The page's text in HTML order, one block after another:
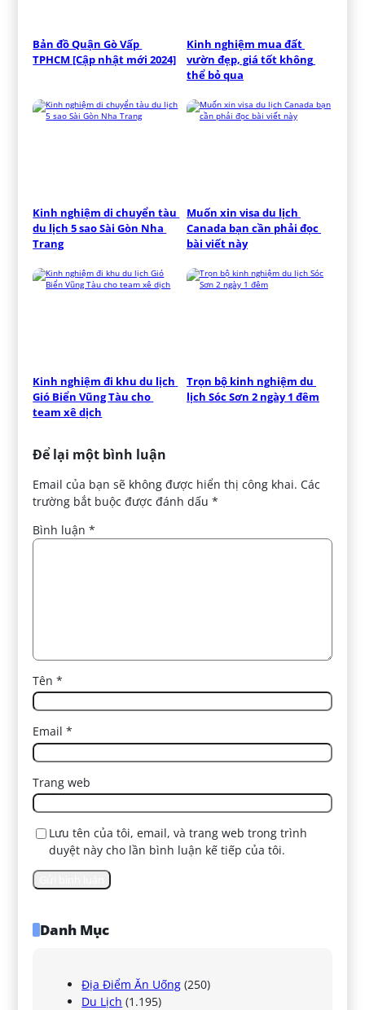
Bản đồ Quận Gò Vấp
TPHCM [Cập nhật mới 2024]
Kinh nghiệm mua đất
vườn đẹp, giá tốt không
thể bỏ qua
Kinh nghiệm di chuyển tàu
du lịch 5 sao Sài Gòn Nha
Trang
Muốn xin visa du lịch
Canada bạn cần phải đọc
bài viết này
Kinh nghiệm đi khu du lịch
Gió Biển Vũng Tàu cho
team xê dịch
Trọn bộ kinh nghiệm du
lịch Sóc Sơn 2 ngày 1 đêm
Để lại một bình luận
Email của bạn sẽ không được hiển thị công khai. Các
trường bắt buộc được đánh dấu*
Bình luận*
Tên*
Email*
Trang web
Lưu tên của tôi, email, và trang web trong trình
duyệt này cho lần bình luận kế tiếp của tôi.
Danh Mục
Địa Điểm Ăn Uống (250)
Du Lịch (1.195)